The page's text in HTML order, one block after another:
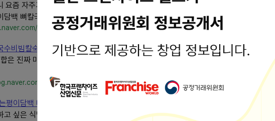
즘 자주가는 단골집이 되어버린 영등구청역 맛집평이담백 뼈칼국수에 왔어요 오랜
담백 뼈칼국수...
ahs5110
수비빔칼숙수 진짜 맛있음
은 진짜 미쳤고요 오랜만에 먹는 거라서 더 맛있게 먹었어요 진심평이담백 뼈칼국수
angelic09
평이담백 뼈칼국수
고 싶은 식당이에요 #합정역맛집 #망원역맛집 #합정보쌈 #합정수육 #합정칼국수맛